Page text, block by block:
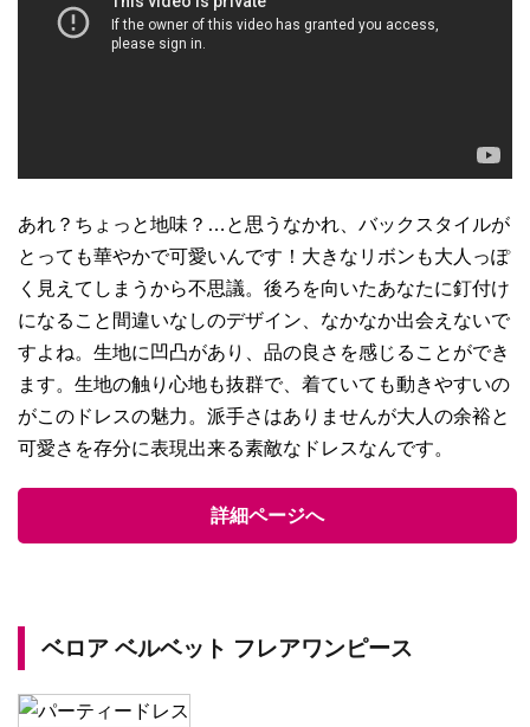
あれ？ちょっと地味？…と思うなかれ、バックスタイルが
とっても華やかで可愛いんです！大きなリボンも大人っぽ
く見えてしまうから不思議。後ろを向いたあなたに釘付け
になること間違いなしのデザイン、なかなか出会えないで
すよね。生地に凹凸があり、品の良さを感じることができ
ます。生地の触り心地も抜群で、着ていても動きやすいの
がこのドレスの魅力。派手さはありませんが大人の余裕と
可愛さを存分に表現出来る素敵なドレスなんです。
詳細ページへ
ベロア ベルベット フレアワンピース